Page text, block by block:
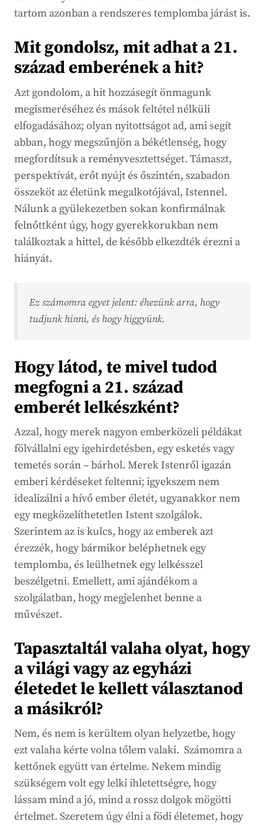
tartom azonban a rendszeres templomba járást is.
Mit gondolsz, mit adhat a 21.
század emberének a hit?
Azt gondolom, a hit hozzásegít önmagunk
megismeréséhez és mások feltétel nélküli
elfogadásához; olyan nyitottságot ad, ami segít
abban, hogy megszűnjön a békétlenség, hogy
megfordítsuk a reményvesztettséget. Támaszt,
perspektívát, erőt nyújt és őszintén, szabadon
összeköt az életünk megalkotójával, Istennel.
Nálunk a gyülekezetben sokan konfirmálnak
felnőttként úgy, hogy gyerekkorukban nem
találkoztak a hittel, de később elkezdték érezni a
hiányát.
Ez számomra egyet jelent: éhezünk arra, hogy
tudjunk hinni, és hogy higgyünk.
Hogy látod, te mivel tudod
megfogni a 21. század
emberét lelkészként?
Azzal, hogy merek nagyon emberközeli példákat
fölvállalni egy igehirdetésben, egy esketés vagy
temetés során – bárhol. Merek Istenről igazán
emberi kérdéseket feltenni; igyekszem nem
idealizálni a hívő ember életét, ugyanakkor nem
egy megközelíthetetlen Istent szolgálok.
Szerintem az is kulcs, hogy az emberek azt
érezzék, hogy bármikor beléphetnek egy
templomba, és leülhetnek egy lelkésszel
beszélgetni. Emellett, ami ajándékom a
szolgálatban, hogy megjelenhet benne a
művészet.
Tapasztaltál valaha olyat, hogy
a világi vagy az egyházi
életedet le kellett választanod
a másikról?
Nem, és nem is kerültem olyan helyzetbe, hogy
ezt valaha kérte volna tőlem valaki. Számomra a
kettőnek együtt van értelme. Nekem mindig
szükségem volt egy lelki ihletettségre, hogy
lássam mind a jó, mind a rossz dolgok mögötti
értelmet. Szeretem úgy élni a födi életemet, hogy